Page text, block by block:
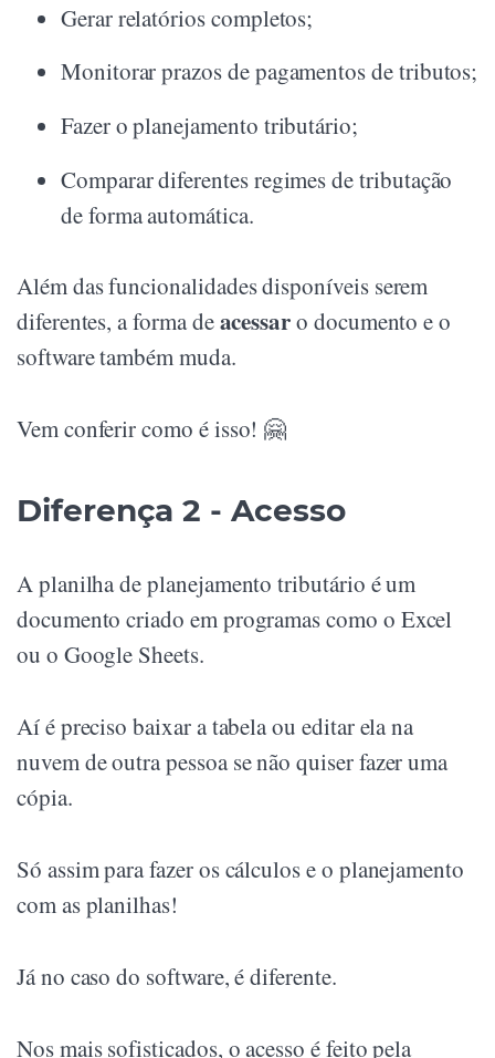
Gerar relatórios completos;
Monitorar prazos de pagamentos de tributos;
Fazer o planejamento tributário;
Comparar diferentes regimes de tributação
de forma automática.
Além das funcionalidades disponíveis serem
diferentes, a forma deacessaro documento e o
software também muda.
Vem conferir como é isso! 🤗
Diferença 2 - Acesso
A planilha de planejamento tributário é um
documento criado em programas como o Excel
ou o Google Sheets.
Aí é preciso baixar a tabela ou editar ela na
nuvem de outra pessoa se não quiser fazer uma
cópia.
Só assim para fazer os cálculos e o planejamento
com as planilhas!
Já no caso do software, é diferente.
Nos mais sofisticados, o acesso é feito pela